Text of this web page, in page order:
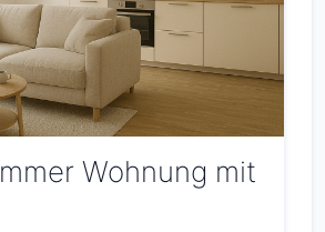
Wohnung mit